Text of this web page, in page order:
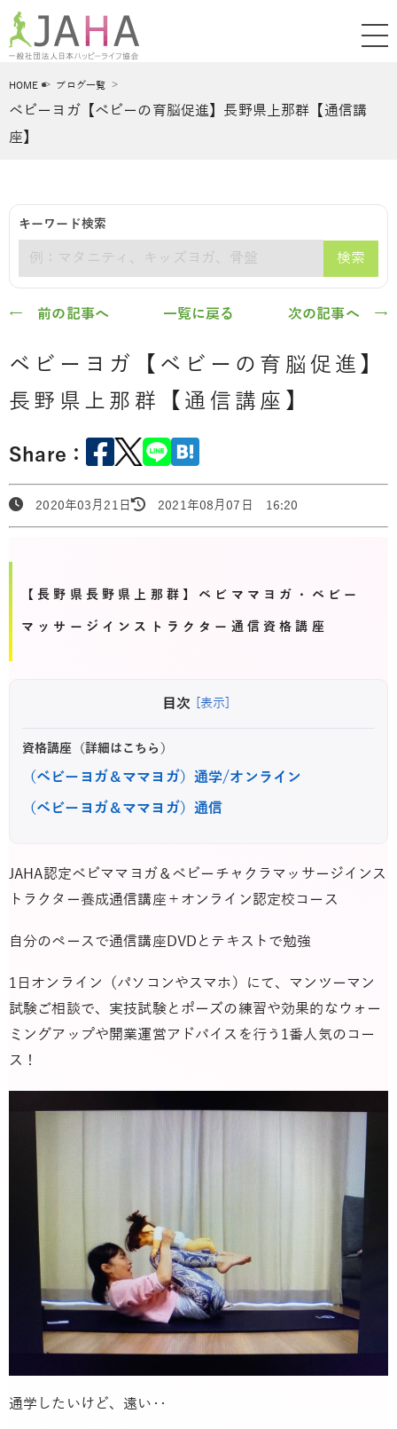
HOME ブログ一覧
ベビーヨガ【ベビーの育脳促進】長野県上那群【通信講
座】
キーワード検索
検索
← 前の記事へ 一覧に戻る 次の記事へ →
ベビーヨガ【ベビーの育脳促進】
長野県上那群【通信講座】
Share：
2020年03月21日 2021年08月07日 16:20
【長野県長野県上那群】ベビママヨガ・ベビー
マッサージインストラクター通信資格講座
目次 [表示]
資格講座（詳細はこちら）
（ベビーヨガ＆ママヨガ）通学/オンライン
（ベビーヨガ＆ママヨガ）通信
JAHA認定ベビママヨガ＆ベビーチャクラマッサージインス
トラクター養成通信講座＋オンライン認定校コース
自分のペースで通信講座DVDとテキストで勉強
1日オンライン（パソコンやスマホ）にて、マンツーマン
試験ご相談で、実技試験とポーズの練習や効果的なウォー
ミングアップや開業運営アドバイスを行う1番人気のコー
ス！
通学したいけど、遠い‥